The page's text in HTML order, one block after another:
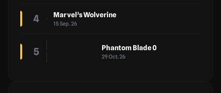
4 Marvel’s Wolverine
15 Sep. 26
5 Phantom Blade 0
29 Oct. 26